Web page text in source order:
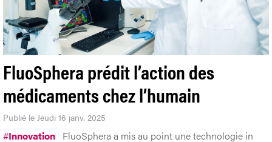
FluoSphera prédit l’action des
médicaments chez l’humain
Publié le Jeudi 16 janv. 2025
#Innovation FluoSphera a mis au point une technologie in